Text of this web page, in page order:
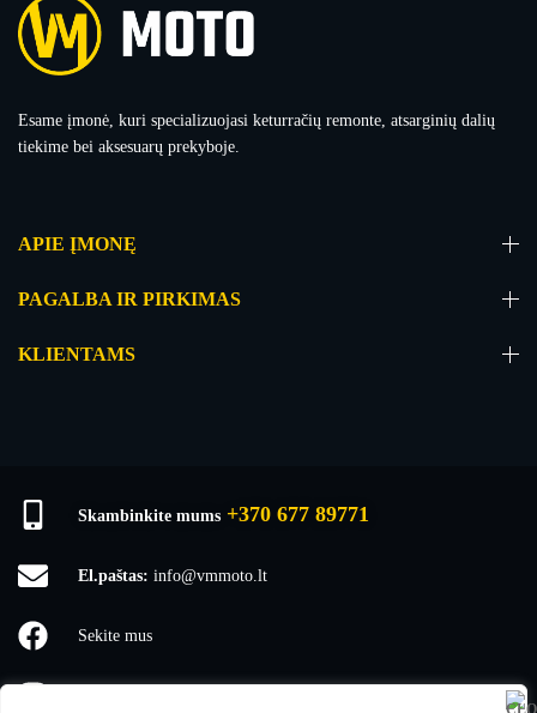
Esame įmonė, kuri specializuojasi keturračių remonte, atsarginių dalių
tiekime bei aksesuarų prekyboje.
APIE ĮMONĘ
PAGALBA IR PIRKIMAS
KLIENTAMS
Skambinkite mums +370 677 89771
El.paštas: info@vmmoto.lt
Sekite mus